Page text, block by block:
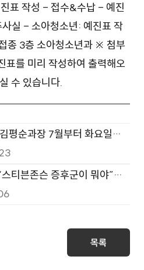
표 작성 - 접수&수납 - 예진
실 - 소아청소년: 예진표 작
종 3층 소아청소년과 ※ 첨부
표를 미리 작성하여 출력해오
수 있습니다.
평순과장 7월부터 화요일
티븐존슨 증후군이 뭐야” -
학채널 이민진 과장-
목록